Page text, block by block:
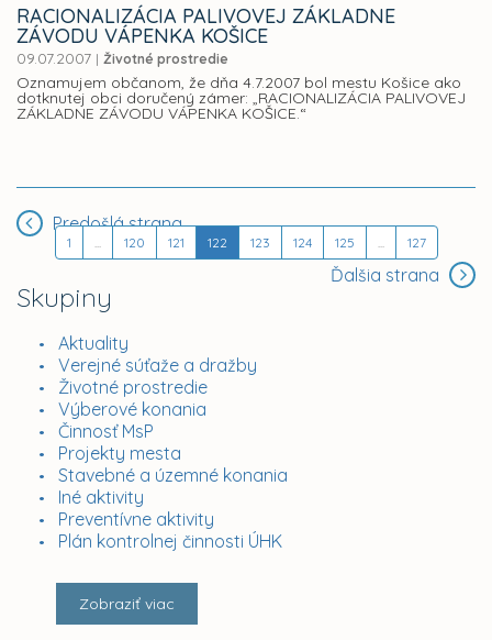
Skupiny
Aktuality
Verejné súťaže a dražby
Životné prostredie
Výberové konania
Činnosť MsP
Projekty mesta
Stavebné a územné konania
Iné aktivity
Preventívne aktivity
Plán kontrolnej činnosti ÚHK
Zobraziť viac
RACIONALIZÁCIA PALIVOVEJ ZÁKLADNE
ZÁVODU VÁPENKA KOŠICE
09.07.2007 | Životné prostredie
Oznamujem občanom, že dňa 4.7.2007 bol mestu Košice ako
dotknutej obci doručený zámer: „RACIONALIZÁCIA PALIVOVEJ
ZÁKLADNE ZÁVODU VÁPENKA KOŠICE.“
Predošlá strana
1 ... 120 121 122 123 124 125 ... 127
Ďalšia strana